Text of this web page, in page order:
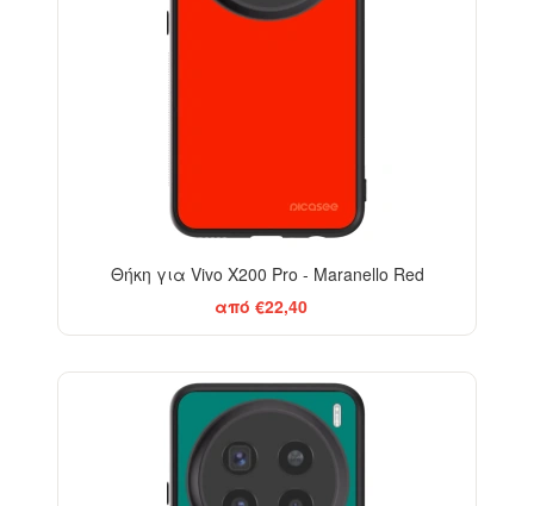
Θήκη για Vivo X200 Pro - Maranello Red
από €22,40